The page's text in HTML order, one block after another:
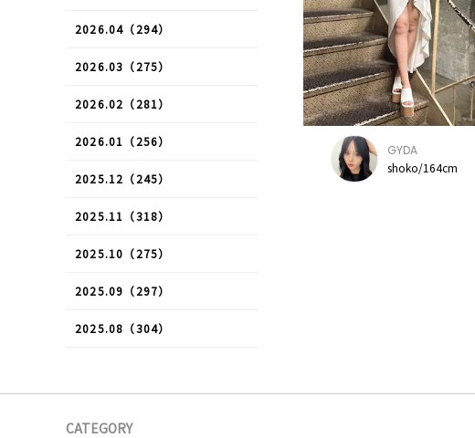
GYDA
shoko/164cm
2026.04（294）
2026.03（275）
2026.02（281）
2026.01（256）
2025.12（245）
2025.11（318）
2025.10（275）
2025.09（297）
2025.08（304）
CATEGORY